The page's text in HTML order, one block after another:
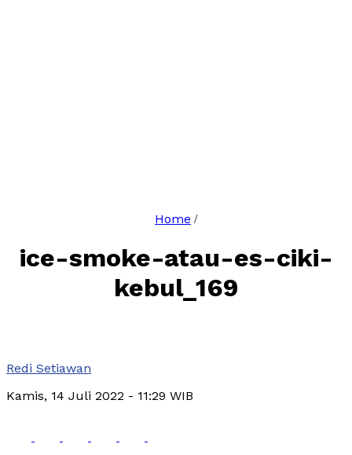
Home /
ice-smoke-atau-es-ciki-
kebul_169
Redi Setiawan
Kamis, 14 Juli 2022 - 11:29 WIB